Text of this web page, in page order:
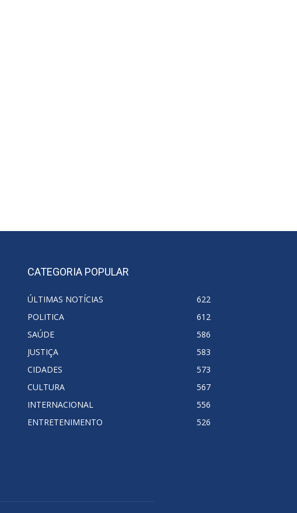
CATEGORIA POPULAR
ÚLTIMAS NOTÍCIAS
622
POLITICA
612
SAÚDE
586
JUSTIÇA
583
CIDADES
573
CULTURA
567
INTERNACIONAL
556
ENTRETENIMENTO
526